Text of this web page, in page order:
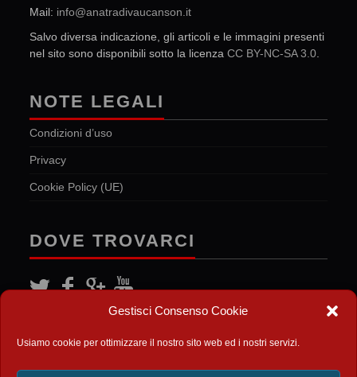
Gestisci Consenso Cookie
Usiamo cookie per ottimizzare il nostro sito web ed i nostri servizi.
Mail: info@anatradivaucanson.it
Salvo diversa indicazione, gli articoli e le immagini presenti
nel sito sono disponibili sotto la licenzaCC BY-NC-SA 3.0
NOTE LEGALI
Condizioni d’uso
Privacy
Cookie Policy (UE)
DOVE TROVARCI
FEED